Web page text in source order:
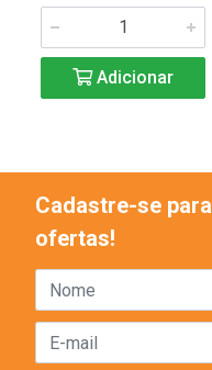
Adicionar
Cadastre-se
ofertas!